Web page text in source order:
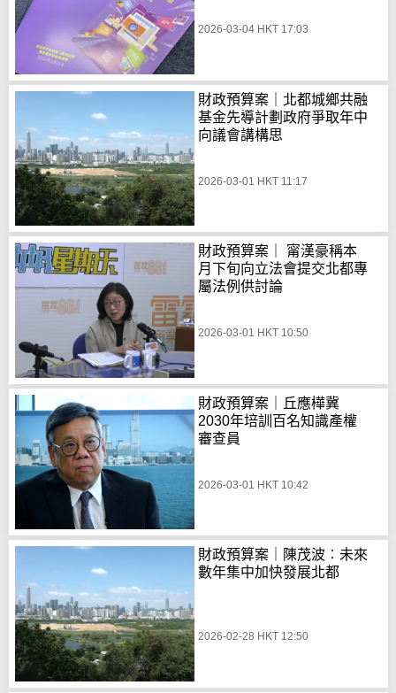
2026-03-04 HKT 17:03
財政預算案｜北都城鄉共融
基金先導計劃政府爭取年中
向議會講構思
2026-03-01 HKT 11:17
財政預算案｜ 甯漢豪稱本
月下旬向立法會提交北都專
屬法例供討論
2026-03-01 HKT 10:50
財政預算案｜丘應樺冀
2030年培訓百名知識產權
審查員
2026-03-01 HKT 10:42
財政預算案｜陳茂波︰未來
數年集中加快發展北都
2026-02-28 HKT 12:50